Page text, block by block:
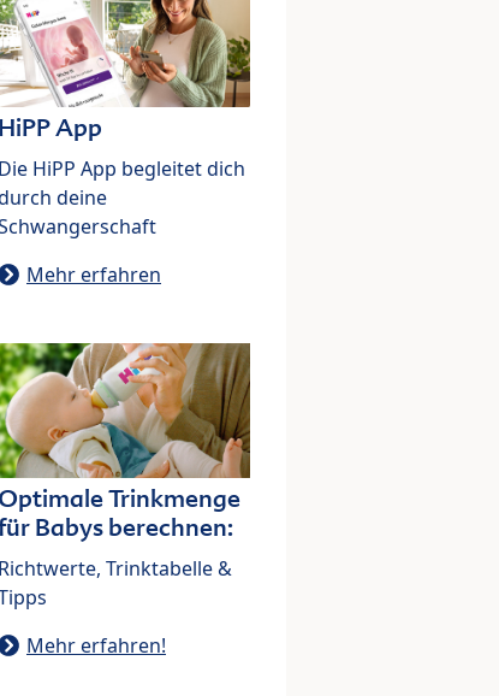
HiPP App
Die HiPP App begleitet dich
deine
Mehr erfahren
Optimale Trinkmenge
Babys berechnen:
Richtwerte, Trinktabelle &
Mehr erfahren!